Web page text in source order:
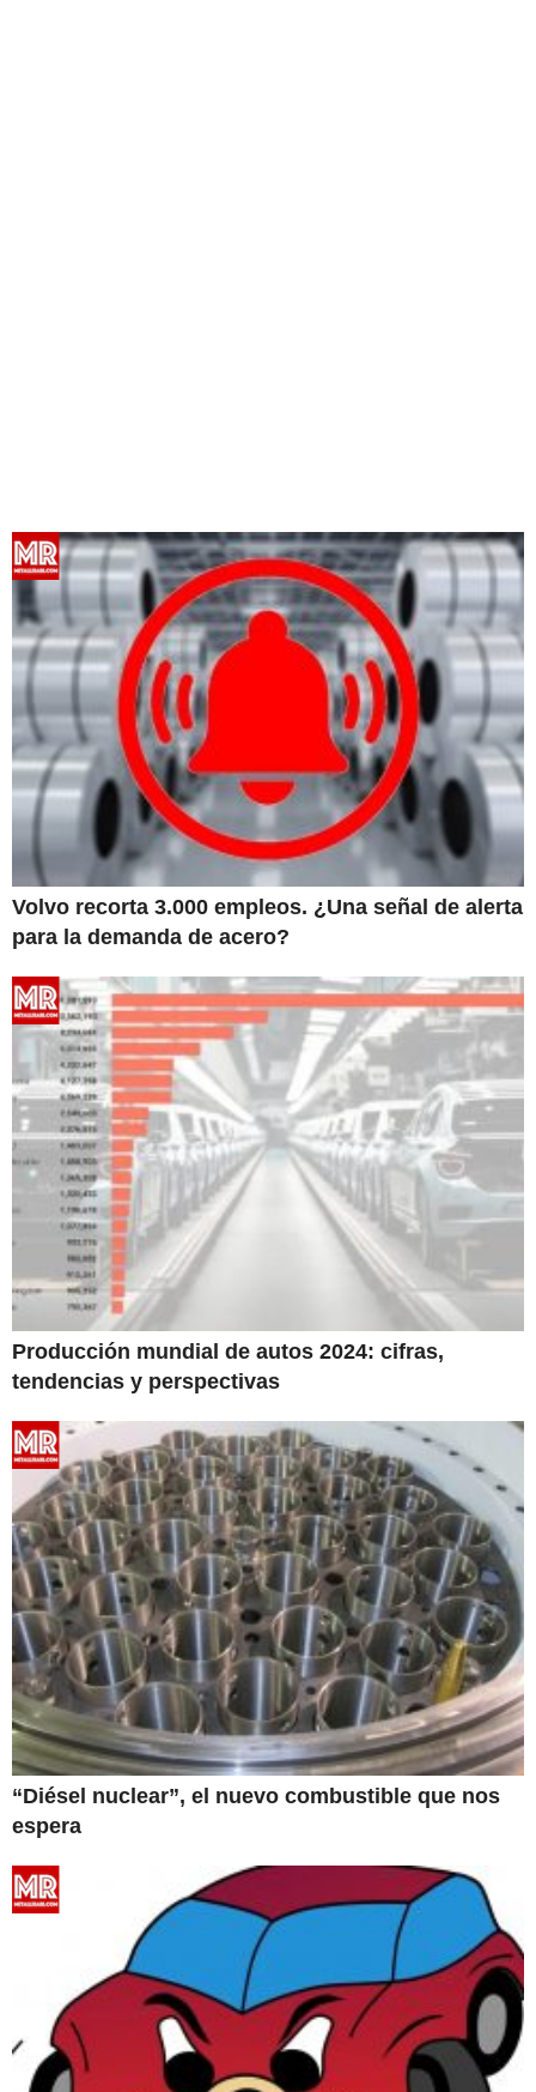
Volvo recorta 3.000 empleos. ¿Una señal de alerta
para la demanda de acero?
Producción mundial de autos 2024: cifras,
tendencias y perspectivas
“Diésel nuclear”, el nuevo combustible que nos
espera